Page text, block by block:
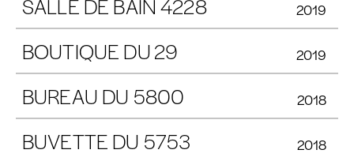
2019
BOUTIQUE DU 29 2019
BUREAU DU 5800 2018
BUVETTE DU 5753 2018